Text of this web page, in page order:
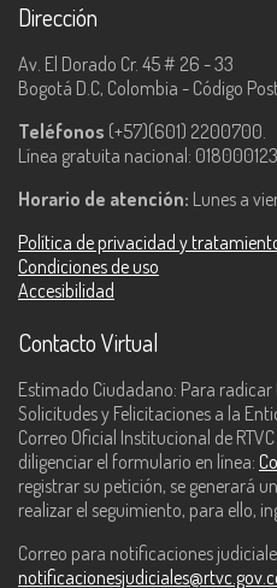
Dirección
Av. El Dorado Cr. 45 # 26 - 33
Bogotá D.C, Colombia - Código
Teléfonos (+57)(601) 2200700.
Línea gratuita nacional:
Horario de atención: Lunes a
Política de privacidad y
Condiciones de uso
Accesibilidad
Contacto Virtual
Estimado Ciudadano: Para radicar
Solicitudes y Felicitaciones a la
Correo Oficial Institucional de RTVC
diligenciar el formulario en línea:
registrar su petición, se generará
realizar el seguimiento, para ello,
Correo para notificaciones